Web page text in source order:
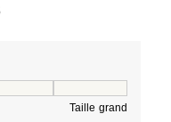
Taille grand